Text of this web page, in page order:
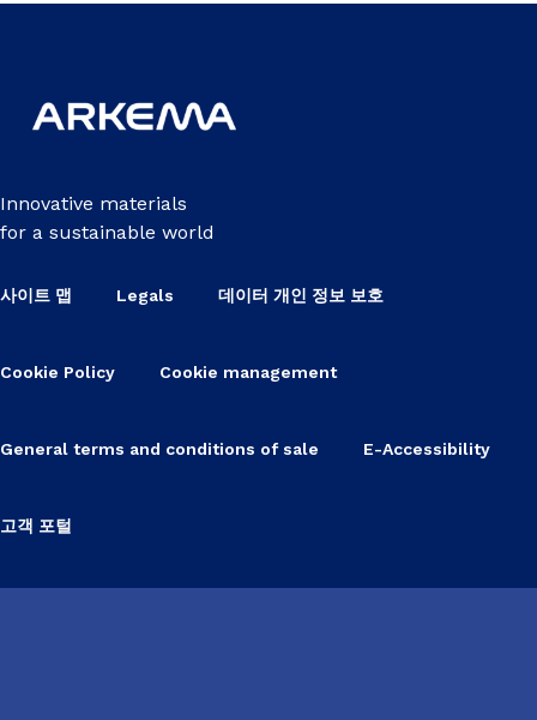
Innovative materials
for a sustainable world
사이트 맵 Legals 데이터 개인 정보 보호
Cookie Policy Cookie management
General terms and conditions of sale E-Accessibility
고객 포털